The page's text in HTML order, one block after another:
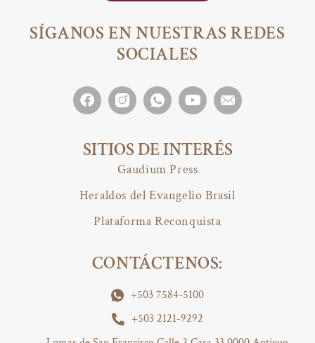
CONTÁCTENOS:
+503 7584-5100
+503 2121-9292
SÍGANOS EN NUESTRAS REDES
SOCIALES
SITIOS DE INTERÉS
Gaudium Press
Heraldos del Evangelio Brasil
Plataforma Reconquista